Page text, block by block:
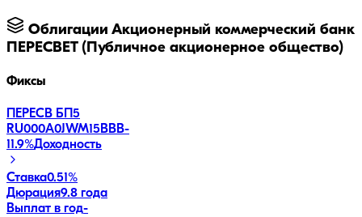
Облигации Акционерный коммерческий банк
ПЕРЕСВЕТ (Публичное акционерное общество)
Фиксы
ПЕРЕСВ БП5
RU000A0JWM15 BBB-
11.9%Доходность
Ставка0.51%
Дюрация9.8 года
Выплат в год-